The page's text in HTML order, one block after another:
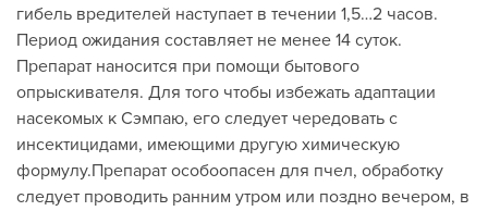
гибель вредителей наступает в течении 1,5…2 часов.
Период ожидания составляет не менее 14 суток.
Препарат наносится при помощи бытового
опрыскивателя. Для того чтобы избежать адаптации
насекомых к Сэмпаю, его следует чередовать с
инсектицидами, имеющими другую химическую
формулу.Препарат особоопасен для пчел, обработку
следует проводить ранним утром или поздно вечером, в